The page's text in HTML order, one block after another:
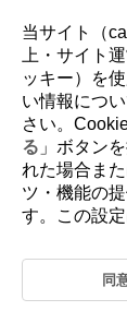
D185-108
デジタルズ
記録サイズが［
］（PAL）
［
当サイト（
上・サイト
ッキー）を
い情報につ
さい。
る 」ボタン
れた場合ま
ツ・機能の
す。この設
同